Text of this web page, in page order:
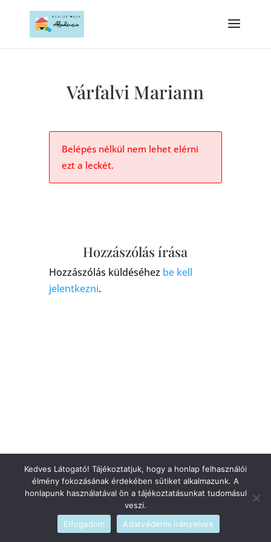
Várfalvi Mariann
Belépés nélkül nem lehet elérni
ezt a leckét.
Hozzászólás írása
Hozzászólás küldéséhez be kell
jelentkezni.
Szerzői jogi © 2026blog | Fejlesztetteadmin | SzolgáltatóWordPress
Kedves Látogató! Tájékoztatjuk, hogy a honlap felhasználói
élmény fokozásának érdekében sütiket alkalmazunk. A
honlapunk használatával ön a tájékoztatásunkat tudomásul
veszi.
Elfogadom
Adatvédelmi irányelvek